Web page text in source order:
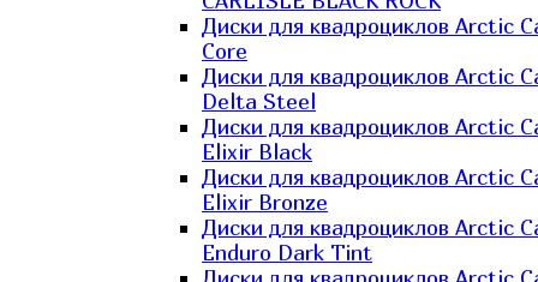
Диски для квадроциклов Arctic
Core
Диски для квадроциклов Arctic
Delta Steel
Диски для квадроциклов Arctic
Elixir Black
Диски для квадроциклов Arctic
Elixir Bronze
Диски для квадроциклов Arctic
Enduro Dark Tint